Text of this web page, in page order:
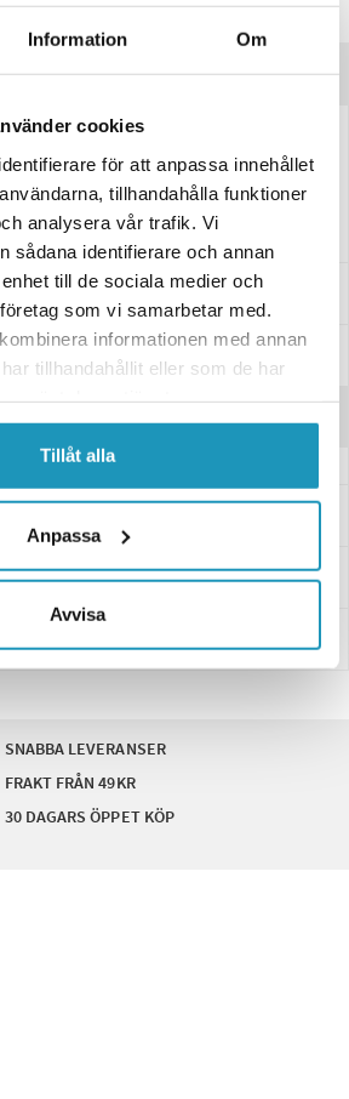
Information Om
cookies
för att anpassa innehållet
tillhandahålla funktioner
analysera vår trafik. Vi
sådana identifierare och annan
till de sociala medier och
som vi samarbetar med.
informationen med annan
tillhandahållit eller som de har
Tillåt alla
Anpassa
Avvisa
byte av luftfiltret är nyckeln till att förlänga
din ATV i bästa skick.
SNABBA LEVERANSER
FRAKT FRÅN 49KR
30 DAGARS ÖPPET KÖP